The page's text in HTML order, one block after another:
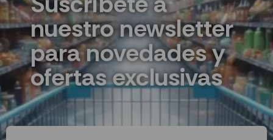
nuestro newsletter
para novedades y
ofertas exclusivas